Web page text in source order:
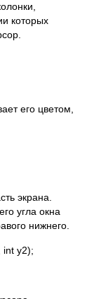
которых
его цветом,
экрана.
угла окна
нижнего.
int y2);